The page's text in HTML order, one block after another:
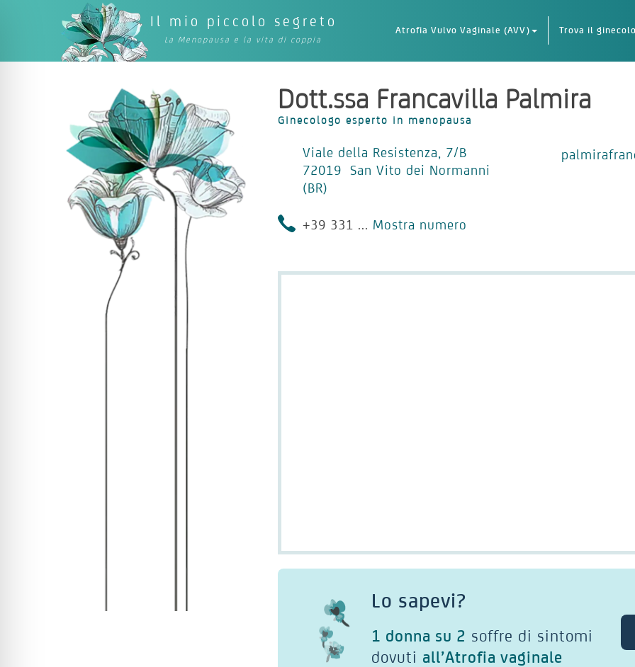
Il mio piccolo segreto
La Menopausa e la vita di coppia
Atrofia Vulvo Vaginale (AVV) Trova il
Dott.ssa Francavilla Palmira
Ginecologo esperto in menopausa
Viale della Resistenza, 7/B
72019 San Vito dei Normanni
(BR)
+39 331 ... Mostra numero
Lo sapevi?
1 donna su 2 soffre di sintomi
dovuti all’Atrofia vaginale